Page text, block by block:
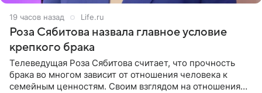
19 часов назад Life.ru
Роза Сябитова назвала главное условие
крепкого брака
Телеведущая Роза Сябитова считает, что прочность
брака во многом зависит от отношения человека к
семейным ценностям. Своим взглядом на отношения